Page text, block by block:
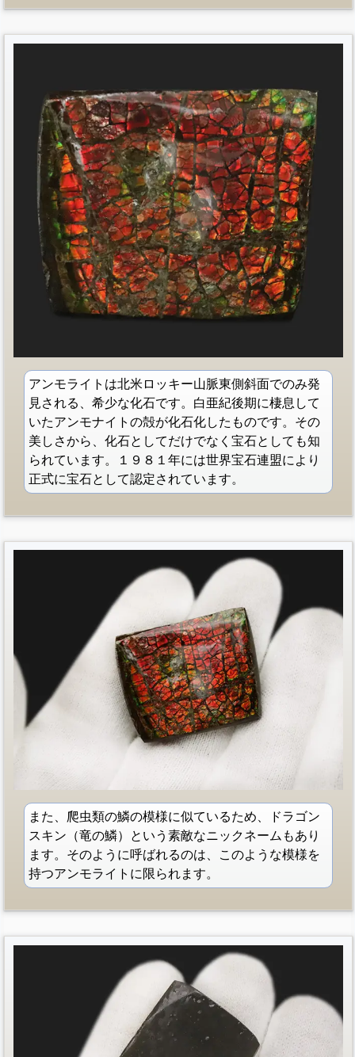
アンモライトは北米ロッキー山脈東側斜面でのみ発
見される、希少な化石です。白亜紀後期に棲息して
いたアンモナイトの殻が化石化したものです。その
美しさから、化石としてだけでなく宝石としても知
られています。１９８１年には世界宝石連盟により
正式に宝石として認定されています。
また、爬虫類の鱗の模様に似ているため、ドラゴン
スキン（竜の鱗）という素敵なニックネームもあり
ます。そのように呼ばれるのは、このような模様を
持つアンモライトに限られます。